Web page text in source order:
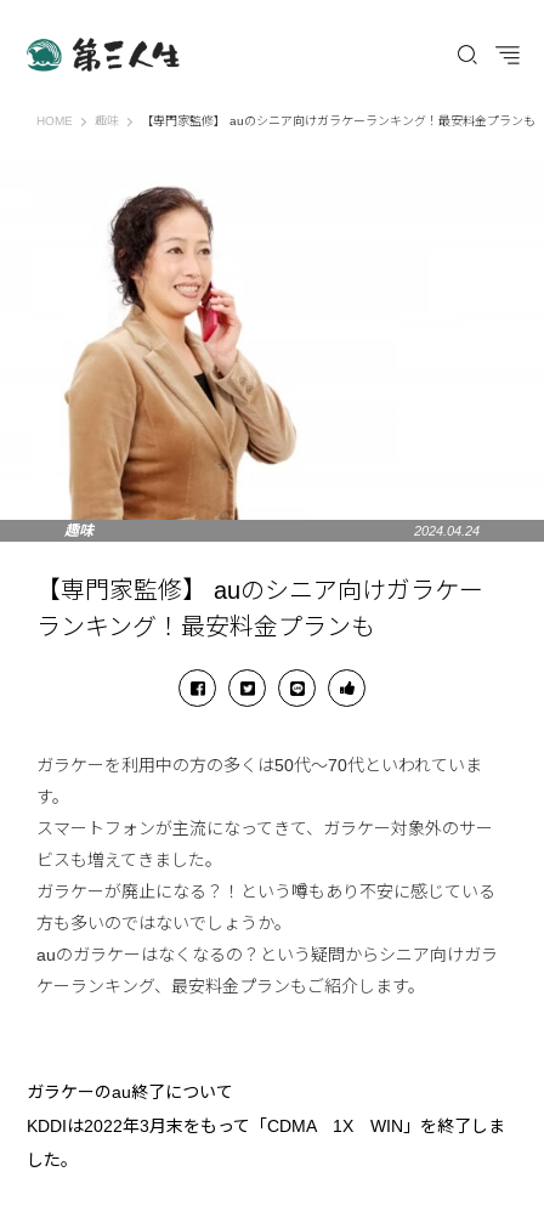
HOME 第三人生 〜寄り道の歩き方〜
趣味 【専門家監修】 auのシニア向けガラケーランキング！最安料金プランも
趣味 2024.04.24
【専門家監修】 auのシニア向けガラケー
ランキング！最安料金プランも
ガラケーを利用中の方の多くは50代～70代といわれていま
す。
スマートフォンが主流になってきて、ガラケー対象外のサー
ビスも増えてきました。
ガラケーが廃止になる？！という噂もあり不安に感じている
方も多いのではないでしょうか。
auのガラケーはなくなるの？という疑問からシニア向けガラ
ケーランキング、最安料金プランもご紹介します。
ガラケーのau終了について
KDDIは2022年3月末をもって「CDMA 1X WIN」を終了しま
した。